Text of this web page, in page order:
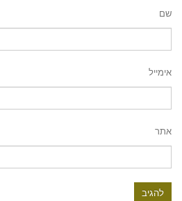
שם
אימייל
אתר